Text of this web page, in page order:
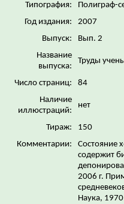
Типография:
Полиграф-
Год издания:
2007
Выпуск:
Вып. 2
Название
выпуска:
Труды
Число страниц:
84
Наличие
иллюстраций:
нет
Тираж:
150
Комментарии:
Состояние
содержит
2006 г.
Наука,